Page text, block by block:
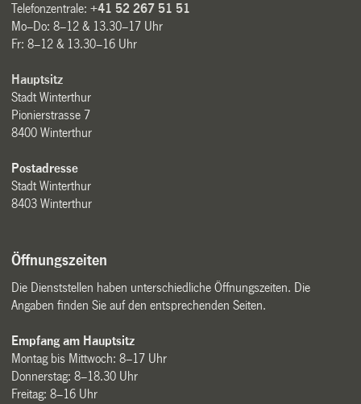
Telefonzentrale:+41 52 267 51 51
Mo–Do: 8–12 & 13.30–17 Uhr
Fr: 8–12 & 13.30–16 Uhr
Hauptsitz
Stadt Winterthur
Pionierstrasse 7
8400 Winterthur
Postadresse
Stadt Winterthur
8403 Winterthur
Öffnungszeiten
Die Dienststellen haben unterschiedliche Öffnungszeiten. Die
Angaben finden Sie auf den entsprechenden Seiten.
Empfang am Hauptsitz
Montag bis Mittwoch: 8–17 Uhr
Donnerstag: 8–18.30 Uhr
Freitag: 8–16 Uhr